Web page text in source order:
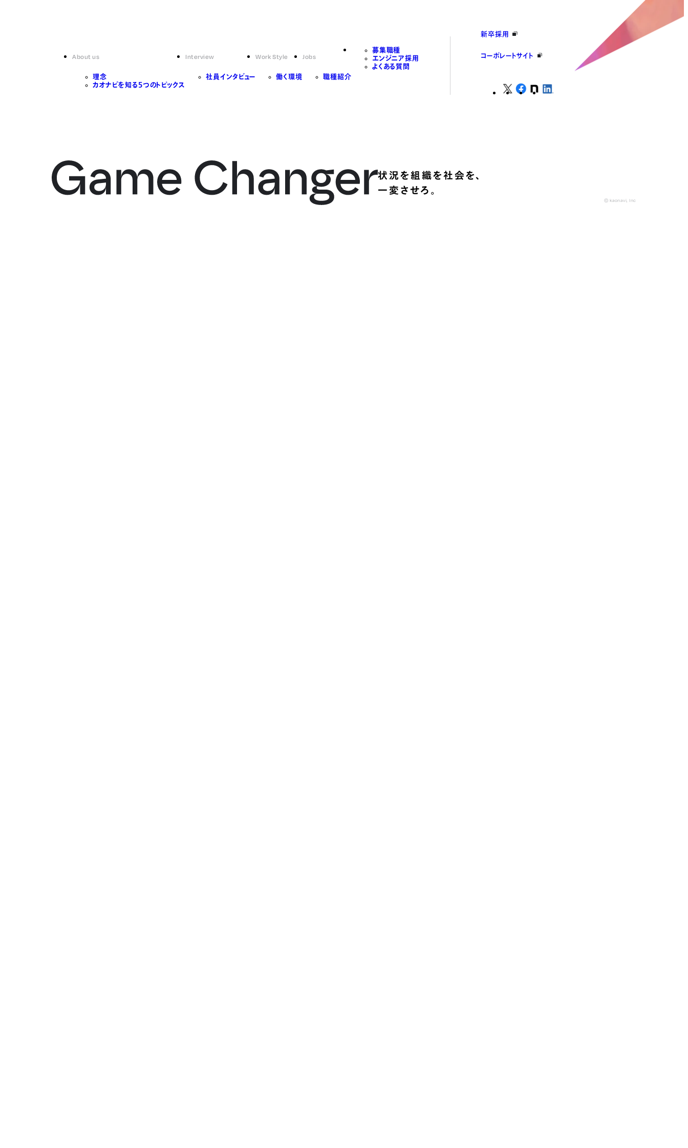
About us
理念
カオナビを知る5つのトピックス
Interview
社員インタビュー
Work Style
働く環境
Jobs
職種紹介
募集職種
エンジニア採用
よくある質問
新卒採用
コーポレートサイト
状況を組織を社会を、
一変させろ。
© kaonavi, Inc